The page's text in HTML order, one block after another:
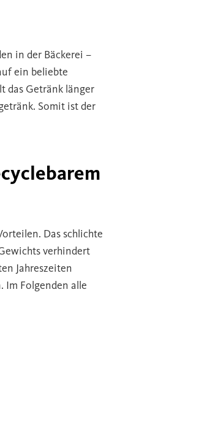
in der Bäckerei –
ein beliebte
das Getränk länger
Somit ist der
Das schlichte
verhindert
Jahreszeiten
Im Folgenden alle